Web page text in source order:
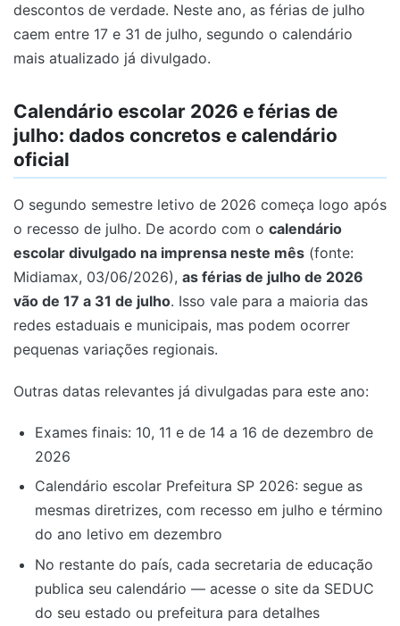
descontos de verdade. Neste ano, as férias de julho
caem entre 17 e 31 de julho, segundo o calendário
mais atualizado já divulgado.
Calendário escolar 2026 e férias de
julho: dados concretos e calendário
oficial
O segundo semestre letivo de 2026 começa logo após
o recesso de julho. De acordo com o calendário
escolar divulgado na imprensa neste mês (fonte:
Midiamax, 03/06/2026), as férias de julho de 2026
vão de 17 a 31 de julho. Isso vale para a maioria das
redes estaduais e municipais, mas podem ocorrer
pequenas variações regionais.
Outras datas relevantes já divulgadas para este ano:
Exames finais: 10, 11 e de 14 a 16 de dezembro de
2026
Calendário escolar Prefeitura SP 2026: segue as
mesmas diretrizes, com recesso em julho e término
do ano letivo em dezembro
No restante do país, cada secretaria de educação
publica seu calendário — acesse o site da SEDUC
do seu estado ou prefeitura para detalhes